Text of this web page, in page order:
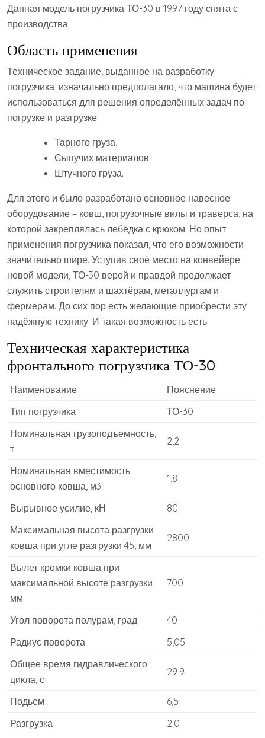
Данная модель погрузчика ТО-30 в 1997 году снята с
производства.
Область применения
Техническое задание, выданное на разработку
погрузчика, изначально предполагало, что машина будет
использоваться для решения определённых задач по
погрузке и разгрузке:
Тарного груза.
Сыпучих материалов.
Штучного груза.
Для этого и было разработано основное навесное
оборудование – ковш, погрузочные вилы и траверса, на
которой закреплялась лебёдка с крюком. Но опыт
применения погрузчика показал, что его возможности
значительно шире. Уступив своё место на конвейере
новой модели, ТО-30 верой и правдой продолжает
служить строителям и шахтёрам, металлургам и
фермерам. До сих пор есть желающие приобрести эту
надёжную технику. И такая возможность есть.
Техническая характеристика
фронтального погрузчика ТО-30
Наименование
Пояснение
Тип погрузчика
ТО-30
Номинальная грузоподъемность,
т.
2,2
Номинальная вместимость
основного ковша, м3
1,8
Вырывное усилие, кН
80
Максимальная высота разгрузки
ковша при угле разгрузки 45, мм
2800
Вылет кромки ковша при
максимальной высоте разгрузки,
мм
700
Угол поворота полурам, град.
40
Радиус поворота
5,05
Общее время гидравлического
цикла, с
29,9
Подьем
6,5
Разгрузка
2.0